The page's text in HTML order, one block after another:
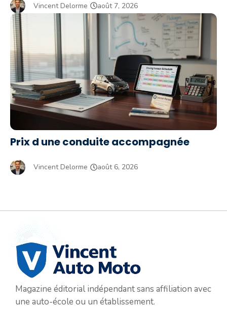
Vincent Delorme août 7, 2026
Prix d une conduite accompagnée
Vincent Delorme août 6, 2026
Magazine éditorial indépendant sans affiliation avec
une auto-école ou un établissement.